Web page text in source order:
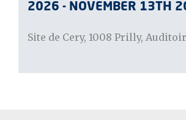
2026 - NOVEMBER 13TH
Site de Cery, 1008 Prilly,